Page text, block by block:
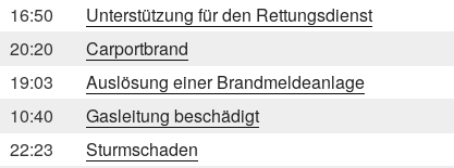
16:50
Unterstützung für den Rettungsdienst
20:20
Carportbrand
19:03
Auslösung einer Brandmeldeanlage
10:40
Gasleitung beschädigt
22:23
Sturmschaden